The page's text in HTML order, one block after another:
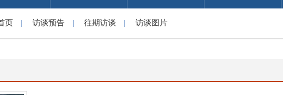
页 | 访谈预告 | 往期访谈 | 访谈图片